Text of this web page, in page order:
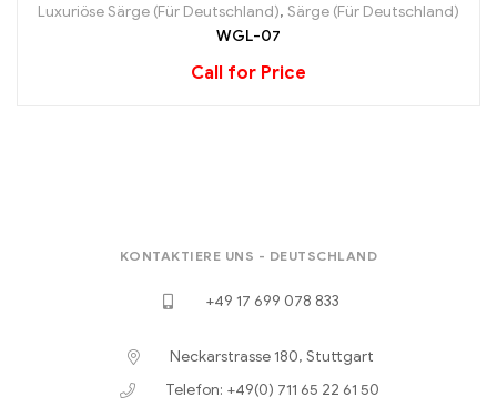
Luxuriöse Särge (Für Deutschland), Särge (Für Deutschland)
WGL-07
Call for Price
KONTAKTIERE UNS - DEUTSCHLAND
+49 17 699 078 833
Neckarstrasse 180, Stuttgart
Telefon: +49(0) 711 65 22 61 50